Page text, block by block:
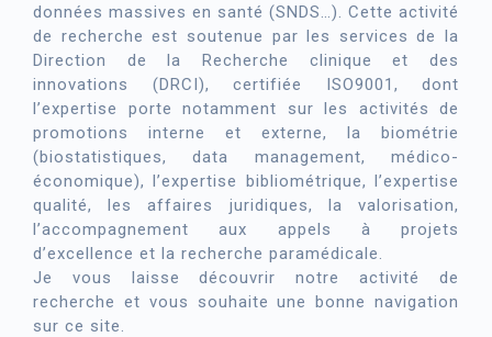
données massives en santé (SNDS…). Cette activité
de recherche est soutenue par les services de la
Direction de la Recherche clinique et des
innovations (DRCI), certifiée ISO9001, dont
l’expertise porte notamment sur les activités de
promotions interne et externe, la biométrie
(biostatistiques, data management, médico-
économique), l’expertise bibliométrique, l’expertise
qualité, les affaires juridiques, la valorisation,
l’accompagnement aux appels à projets
d’excellence et la recherche paramédicale.
Je vous laisse découvrir notre activité de
recherche et vous souhaite une bonne navigation
sur ce site.